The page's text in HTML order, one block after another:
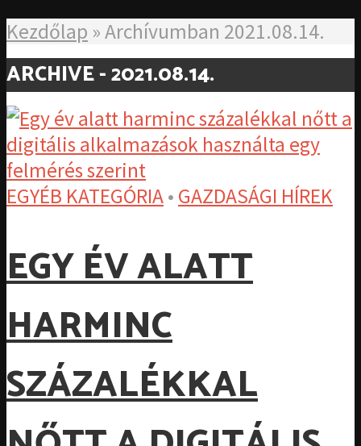
Kezdőlap »Archívumban 2021.08.14.
ARCHIVE - 2021.08.14.
EGYÉB KATEGÓRIA• GAZDASÁGI HÍREK
EGY ÉV ALATT
HARMINC
SZÁZALÉKKAL